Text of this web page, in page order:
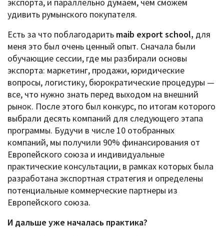
экспорта, и параллельно думаем, чем сможем
удивить румынского покупателя.
Есть за что поблагодарить maib export school, для
меня это был очень ценный опыт. Сначала были
обучающие сессии, где мы разбирали основы
экспорта: маркетинг, продажи, юридические
вопросы, логистику, бюрократические процедуры —
все, что нужно знать перед выходом на внешний
рынок. После этого был конкурс, по итогам которого
выбрали десять компаний для следующего этапа
программы. Будучи в числе 10 отобранных
компаний, мы получили 90% финансирования от
Европейского союза и индивидуальные
практические консультации, в рамках которых была
разработана экспортная стратегия и определены
потенциальные коммерческие партнеры из
Европейского союза.
И дальше уже началась практика?